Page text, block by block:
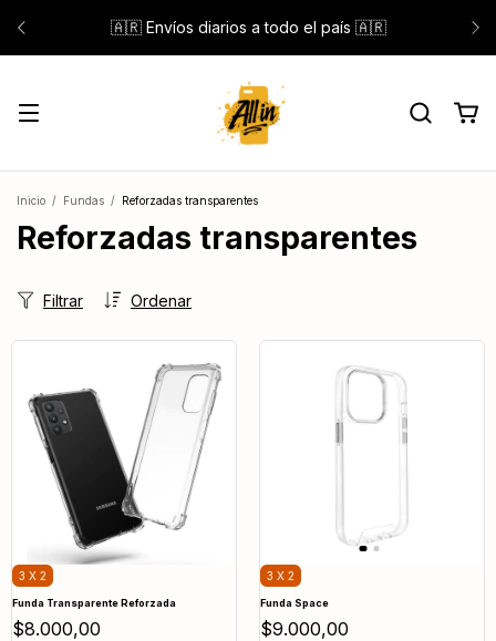
🇦🇷 Envíos diarios a todo el país 🇦🇷
Inicio / Fundas / Reforzadas transparentes
Reforzadas transparentes
Ordenar
Filtrar
3 X 2
Funda Transparente Reforzada
$8.000,00
3 X 2
Funda Space
$9.000,00